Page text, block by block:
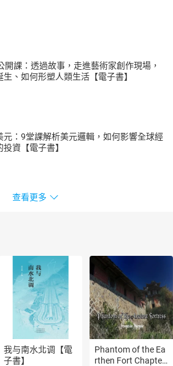
開課：透過故事，走進藝術家創作現場，
、如何形塑人類生活【電子書】
元：9堂課解析美元邏輯，如何影響全球經
資【電子書】
查看更多
我与南水北调【電
子書】
Phantom of the Ea
rthen Fort Chapter